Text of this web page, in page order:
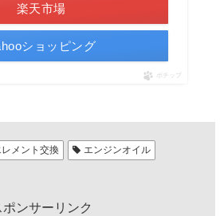
楽天市場
ショッピング
ポチップ
レメント交換
エンジンオイル
ポンサーリンク